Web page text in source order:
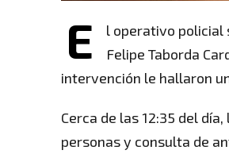
E
l operativo policial
Felipe Taborda
intervención le hallaron
Cerca de las 12:35 del
personas y consulta de